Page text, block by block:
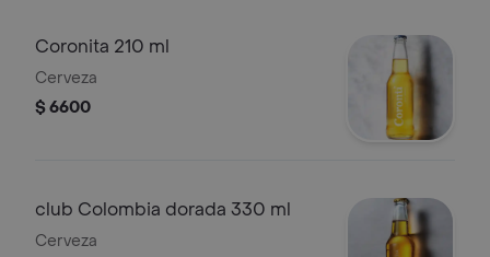
Coronita 210 ml
Cerveza
$ 6600
club Colombia dorada 330 ml
Cerveza